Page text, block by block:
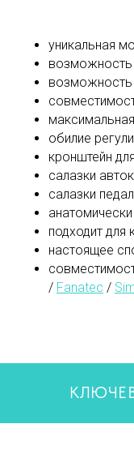
уникальная
обилие
кронштейн
салазки
салазки
подходит для
настоящее
/ Fanatec /